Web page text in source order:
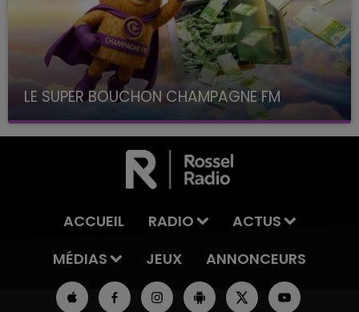
LE SUPER BOUCHON CHAMPAGNE FM
avec La Famille Champagne FM, à 8H10
ACCUEIL RADIO
ACTUS
MÉDIAS
JEUX ANNONCEURS